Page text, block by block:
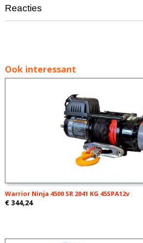
Reacties
Ook interessant
Warrior Ninja 4500 SR 2041 KG 45SPA12v
€ 344,24